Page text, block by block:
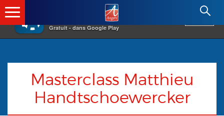
×
Gratuit - dans Google Play
Angers.fr : Retour à l'accueil
Masterclass Matthieu
Handtschoewercker